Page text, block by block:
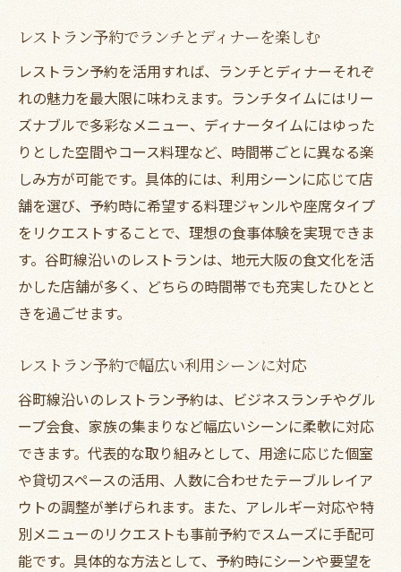
レストラン予約でランチとディナーを楽しむ
レストラン予約を活用すれば、ランチとディナーそれぞ
れの魅力を最大限に味わえます。ランチタイムにはリー
ズナブルで多彩なメニュー、ディナータイムにはゆった
りとした空間やコース料理など、時間帯ごとに異なる楽
しみ方が可能です。具体的には、利用シーンに応じて店
舗を選び、予約時に希望する料理ジャンルや座席タイプ
をリクエストすることで、理想の食事体験を実現できま
す。谷町線沿いのレストランは、地元大阪の食文化を活
かした店舗が多く、どちらの時間帯でも充実したひとと
きを過ごせます。
レストラン予約で幅広い利用シーンに対応
谷町線沿いのレストラン予約は、ビジネスランチやグル
ープ会食、家族の集まりなど幅広いシーンに柔軟に対応
できます。代表的な取り組みとして、用途に応じた個室
や貸切スペースの活用、人数に合わせたテーブルレイア
ウトの調整が挙げられます。また、アレルギー対応や特
別メニューのリクエストも事前予約でスムーズに手配可
能です。具体的な方法として、予約時にシーンや要望を